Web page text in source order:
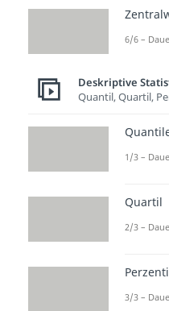
Spalte
Aus
du nun
Gericht
Genauso
für eine
einem
6/6 –
Deskriptive
Quantil, Quartil,
1/3 –
Quartil
2/3 –
3/3 –